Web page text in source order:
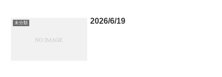
未分類 2026/6/19